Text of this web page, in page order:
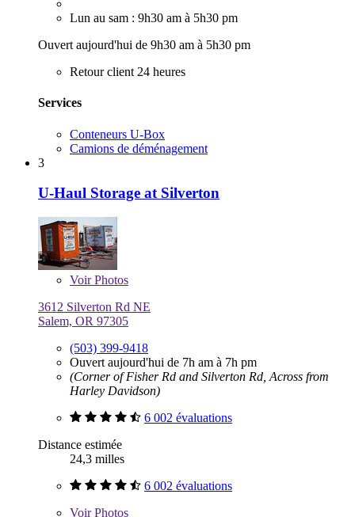
Lun au sam : 9h30 am à 5h30 pm
Ouvert aujourd'hui de 9h30 am à 5h30 pm
Retour client 24 heures
Services
Conteneurs U-Box
Camions de déménagement
3
U-Haul Storage at Silverton
VoirPhotos
3612 Silverton Rd NE
Salem, OR 97305
(503) 399-9418
Ouvert aujourd'hui de 7h am à 7h pm
(Corner of Fisher Rd and Silverton Rd, Across from
Harley Davidson)
6 002 évaluations
Distance estimée
24,3 milles
6 002 évaluations
VoirPhotos